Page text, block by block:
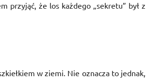
przyjąć, że los każdego „sekretu” był z
w ziemi. Nie oznacza to jednak,